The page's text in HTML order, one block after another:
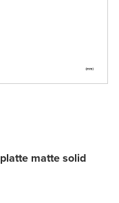
matte solid